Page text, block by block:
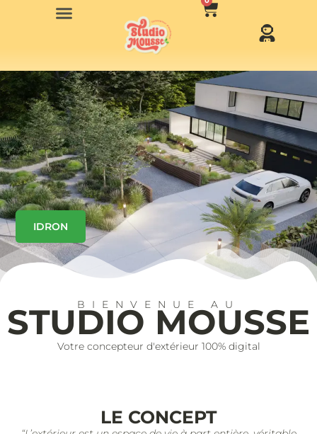
IDRON
BIENVENUE AU
STUDIO MOUSSE
Votre concepteur d'extérieur 100% digital
LE CONCEPT